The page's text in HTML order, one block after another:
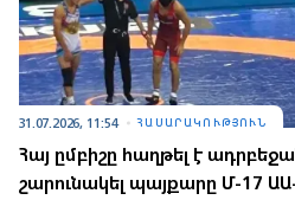
31.07.2026, 11:54 ՀԱՍԱՐԱԿՈՒԹՅՈՒՆ
Հայ ըմբիշը հաղթել է
շարունակել պայքարը Մ-17